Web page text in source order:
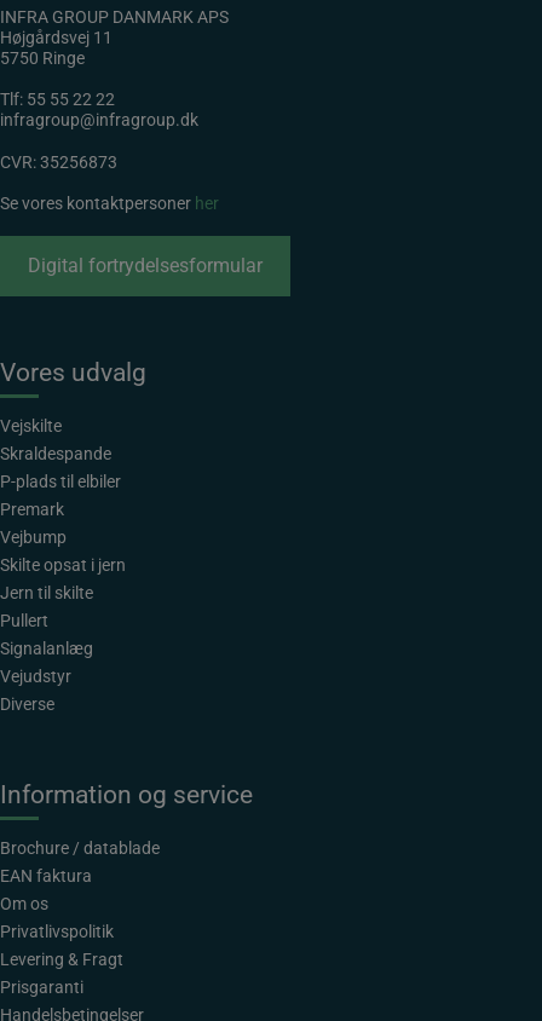
INFRA GROUP DANMARK APS
Højgårdsvej 11
5750 Ringe
Tlf: 55 55 22 22
infragroup@infragroup.dk
CVR: 35256873
Se vores kontaktpersoner her
Digital fortrydelsesformular
Vores udvalg
Vejskilte
Skraldespande
P-plads til elbiler
Premark
Vejbump
Skilte opsat i jern
Jern til skilte
Pullert
Signalanlæg
Vejudstyr
Diverse
Information og service
Brochure / datablade
EAN faktura
Om os
Privatlivspolitik
Levering & Fragt
Prisgaranti
Handelsbetingelser